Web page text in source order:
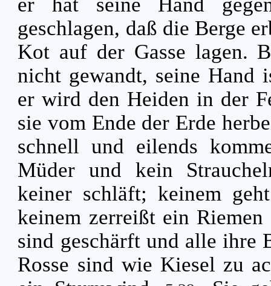
geschlagen, daß die Berge
Kot auf der Gasse lagen.
nicht gewandt, seine Hand
er wird den Heiden in der
sie vom Ende der Erde
schnell und eilends
Müder und kein
keiner schläft; keinem
keinem zerreißt ein
sind geschärft und alle ihre
Rosse sind wie Kiesel zu